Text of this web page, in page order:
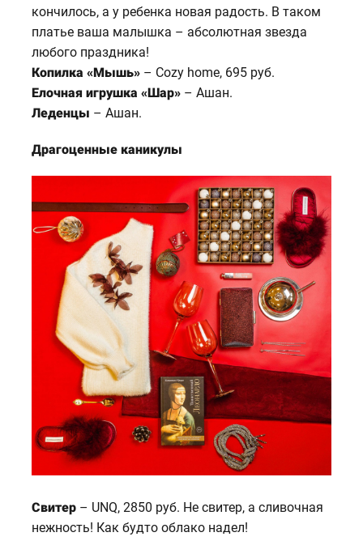
кончилось, а у ребенка новая радость. В таком
платье ваша малышка – абсолютная звезда
любого праздника!
Копилка «Мышь»– Cozy home, 695 руб.
Елочная игрушка «Шар»– Ашан.
Леденцы – Ашан.
Драгоценные каникулы
Свитер– UNQ, 2850 руб. Не свитер, а сливочная
нежность! Как будто облако надел!